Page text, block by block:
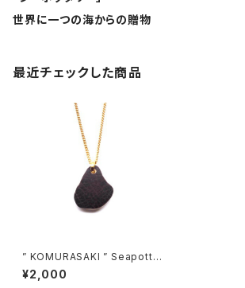
世界に一つの海からの贈物
最近チェックした商品
” KOMURASAKI ” Seapotte
ry Necklace PN-12
¥2,000